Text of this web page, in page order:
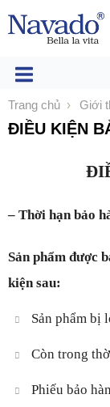
Trang chủ Giới
ĐIỀU KIỆN
– Thời hạn bảo
Sản phẩm được
kiện sau:
Sản phẩm bị
Còn trong
Phiếu bảo